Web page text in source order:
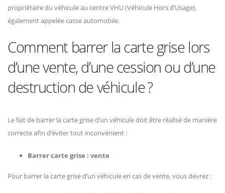
propriétaire du véhicule au centre VHU (Véhicule Hors d’Usage),
également appelée casse automobile.
Comment barrer la carte grise lors
d’une vente, d’une cession ou d’une
destruction de véhicule ?
Le fait de barrer la carte grise d’un véhicule doit être réalisé de manière
correcte afin d’éviter tout inconvénient :
Barrer carte grise : vente
Pour barrer la carte grise d’un véhicule en cas de vente, vous devrez :